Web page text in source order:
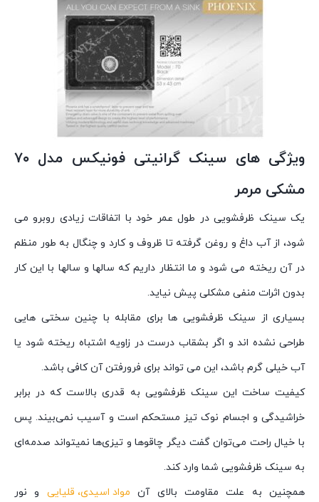
ویژگی های سینک گرانیتی فونیکس مدل ۷۰
مشکی مرمر
یک سینک ظرفشویی در طول عمر خود با اتفاقات زیادی روبرو می
شود، از آب داغ و روغن گرفته تا ظروف و کارد و چنگال به طور منظم
در آن ریخته می شود و ما انتظار داریم که سالها و سالها با این کار
بدون اثرات منفی مشکلی پیش نیاید.
بسیاری از سینک ظرفشویی ها برای مقابله با چنین سختی هایی
طراحی نشده اند و اگر بشقاب درست در زاویه اشتباه ریخته شود یا
آب خیلی گرم باشد، این می تواند برای فرورفتن آن کافی باشد.
کیفیت ساخت این سینک ظرفشویی به قدری بالاست که در برابر
خراشیدگی و اجسام نوک تیز مستحکم است و آسیب نمی‌بیند. پس
با خیال راحت می‌توان گفت دیگر چاقوها و تیزی‌ها نمیتواند صدمه‌ای
به سینک ظرفشویی شما وارد کند.
همچنین به علت مقاومت بالای آن مواد اسیدی، قلیایی و نور